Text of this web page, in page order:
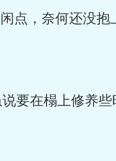
点，奈何还没
要在榻上修养